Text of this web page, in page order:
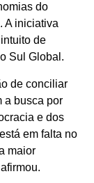
do
A iniciativa
de
Sul Global.
de conciliar
a busca por
e dos
em falta no
maior